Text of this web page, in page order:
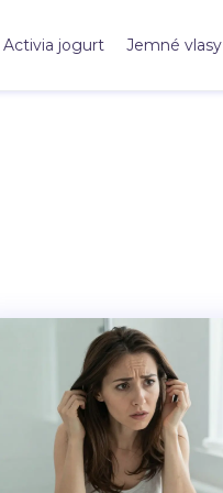
Activia jogurt Jemné vlasy